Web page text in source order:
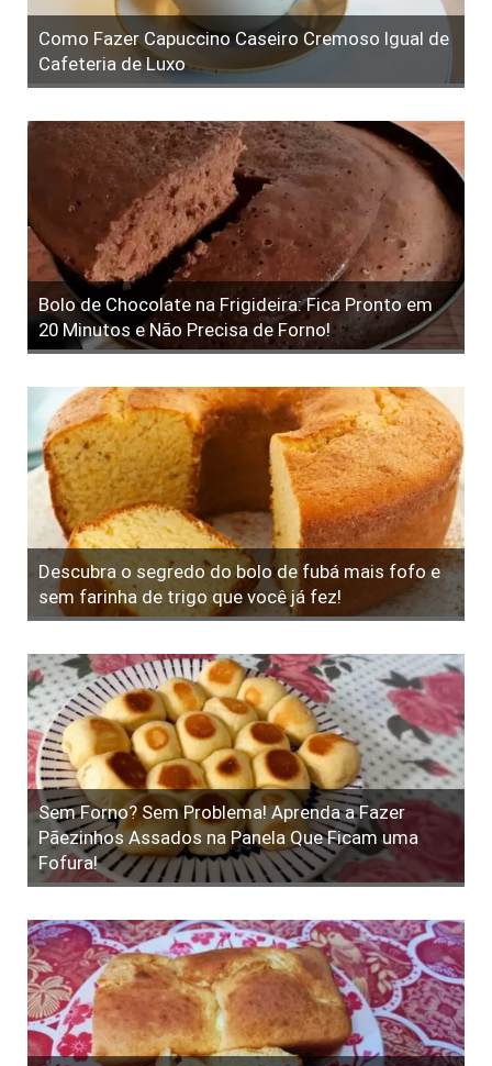
Como Fazer Capuccino Caseiro Cremoso Igual de
Cafeteria de Luxo
Bolo de Chocolate na Frigideira: Fica Pronto em
20 Minutos e Não Precisa de Forno!
Descubra o segredo do bolo de fubá mais fofo e
sem farinha de trigo que você já fez!
Sem Forno? Sem Problema! Aprenda a Fazer
Pãezinhos Assados na Panela Que Ficam uma
Fofura!